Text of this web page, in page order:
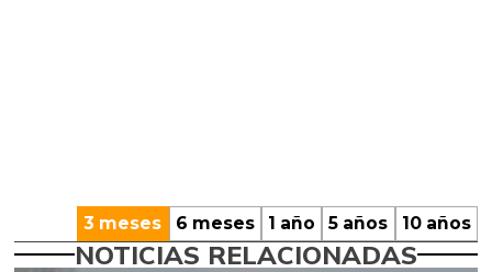
3 meses 6 meses 1 año 5 años 10 años
NOTICIAS RELACIONADAS